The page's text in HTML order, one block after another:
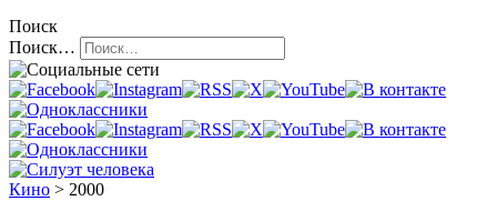
Поиск
Поиск…
Кино > 2000